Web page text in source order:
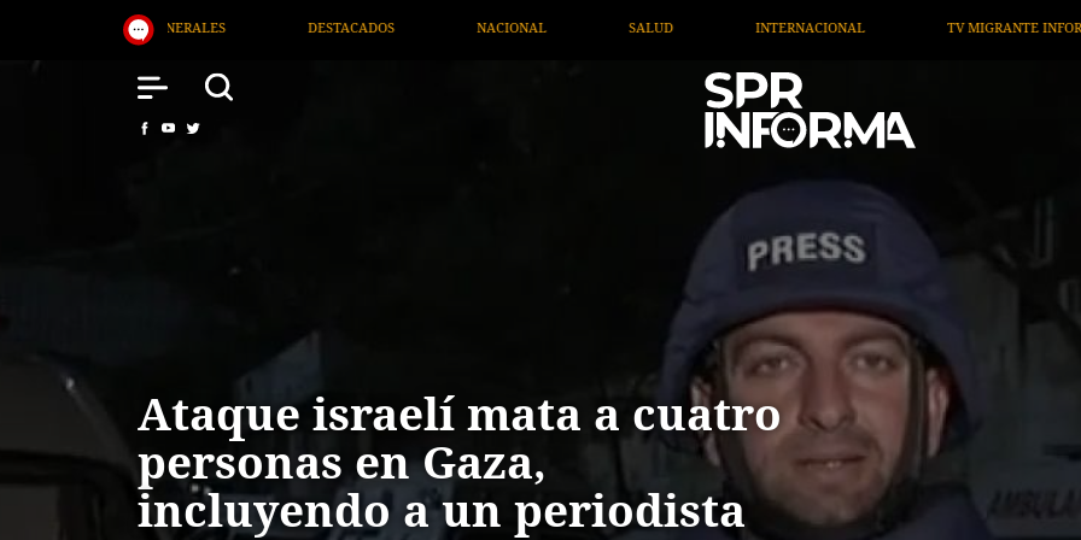
DESTACADOS NACIONAL INTERNACIONAL TV MIGRANTE INFORMA OPINIÓN
Ataque israelí mata a cuatro
personas en Gaza,
incluyendo a un periodista